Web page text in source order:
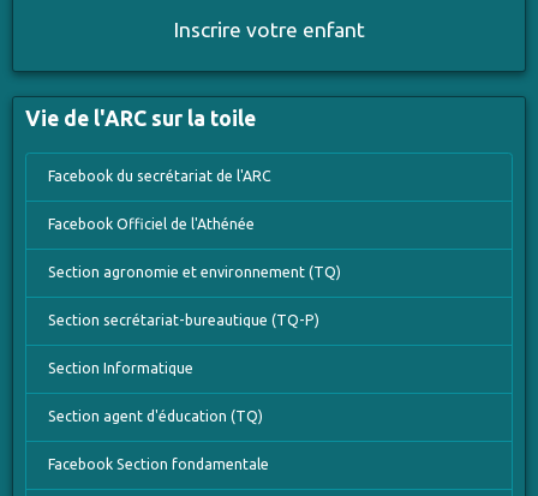
Inscrire votre enfant
Vie de l'ARC sur la toile
Facebook du secrétariat de l'ARC
Facebook Officiel de l'Athénée
Section agronomie et environnement (TQ)
Section secrétariat-bureautique (TQ-P)
Section Informatique
Section agent d'éducation (TQ)
Facebook Section fondamentale